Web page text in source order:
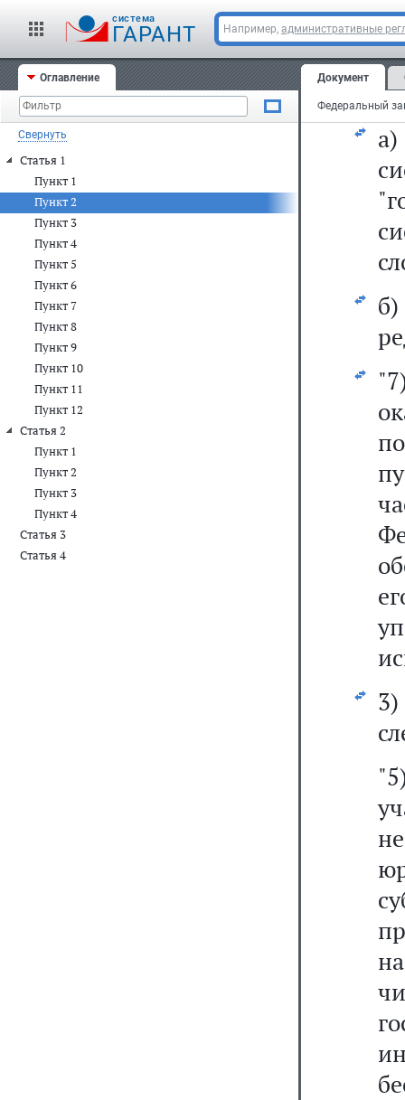
cистема
ГАРАНТ Например, административные
Оглавление
Свернуть
Статья 1
Пункт 1
Пункт 2
Пункт 3
Пункт 4
Пункт 5
Пункт 6
Пункт 7
Пункт 8
Пункт 9
Пункт 10
Пункт 11
Пункт 12
Статья 2
Пункт 1
Пункт 2
Пункт 3
Пункт 4
Статья 3
Статья 4
Документ